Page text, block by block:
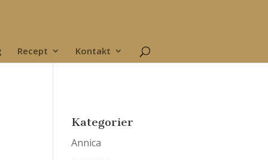
Recept Kontakt
Kategorier
Annica